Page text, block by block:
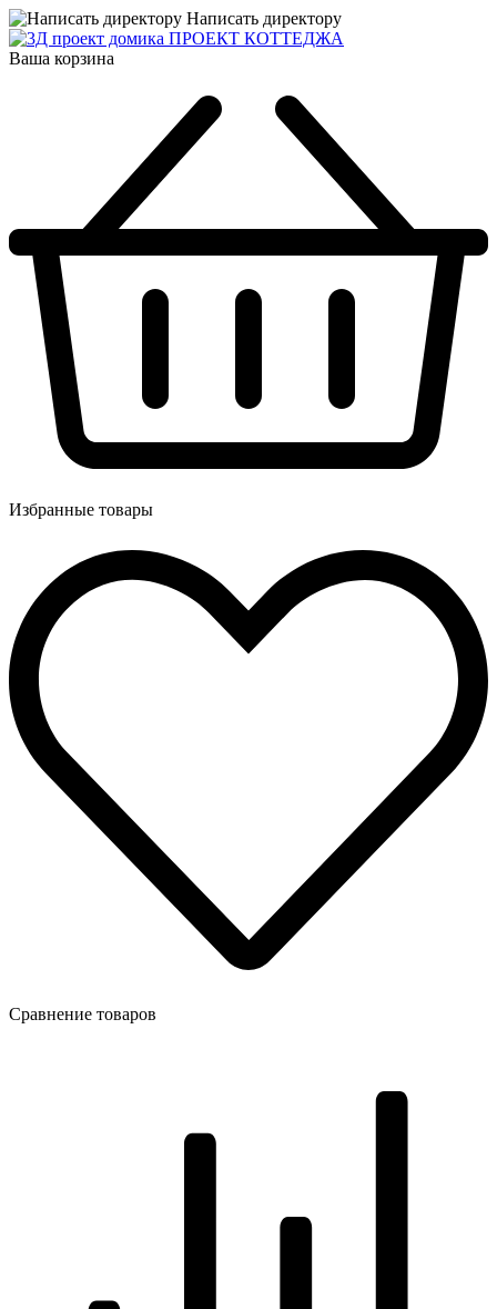
Написать директору
ПРОЕКТ КОТТЕДЖА
Ваша корзина
Избранные товары
Сравнение товаров